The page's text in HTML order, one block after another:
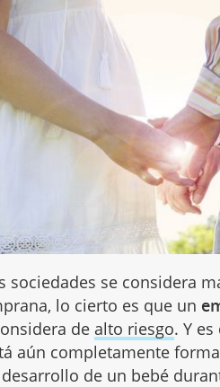
sociedades se considera
lo cierto es que un
de alto riesgo. Y
aún completamente
de un bebé